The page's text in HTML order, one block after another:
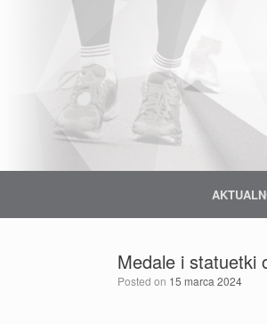
Medale i statuetki
Posted on 15 marca 2024